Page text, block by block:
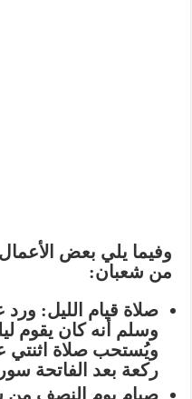
وفيما يلي بعض
من شعبان:
صلاة قيام الليل: ورد
وسلم أنه كان يقوم
ويُستحب صلاة اثنتي
ركعة بعد الفاتحة
صيام يوم النصف من